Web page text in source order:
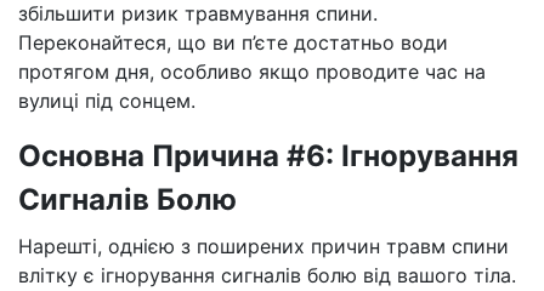
збільшити ризик травмування спини.
Переконайтеся, що ви п’єте достатньо води
протягом дня, особливо якщо проводите час на
вулиці під сонцем.
Основна Причина #6: Ігнорування
Сигналів Болю
Нарешті, однією з поширених причин травм спини
влітку є ігнорування сигналів болю від вашого тіла.